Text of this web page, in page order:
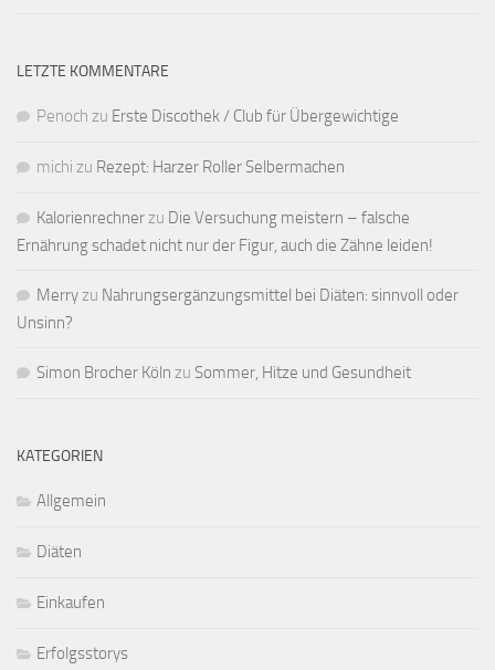
LETZTE KOMMENTARE
Penoch zu Erste Discothek / Club für Übergewichtige
michi zu Rezept: Harzer Roller Selbermachen
Kalorienrechnerzu Die Versuchung meistern – falsche
Ernährung schadet nicht nur der Figur, auch die Zähne leiden!
Merryzu Nahrungsergänzungsmittel bei Diäten: sinnvoll oder
Unsinn?
Simon Brocher Köln zu Sommer, Hitze und Gesundheit
KATEGORIEN
Allgemein
Diäten
Einkaufen
Erfolgsstorys